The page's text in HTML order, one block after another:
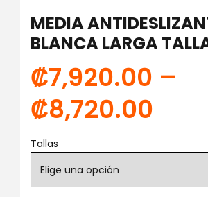
MEDIA
BLANCA LARGA
₡7,920.00 –
₡8,720.00
Tallas